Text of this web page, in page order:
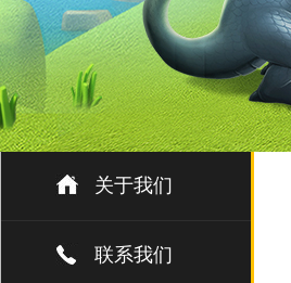
关于我们
联系我们